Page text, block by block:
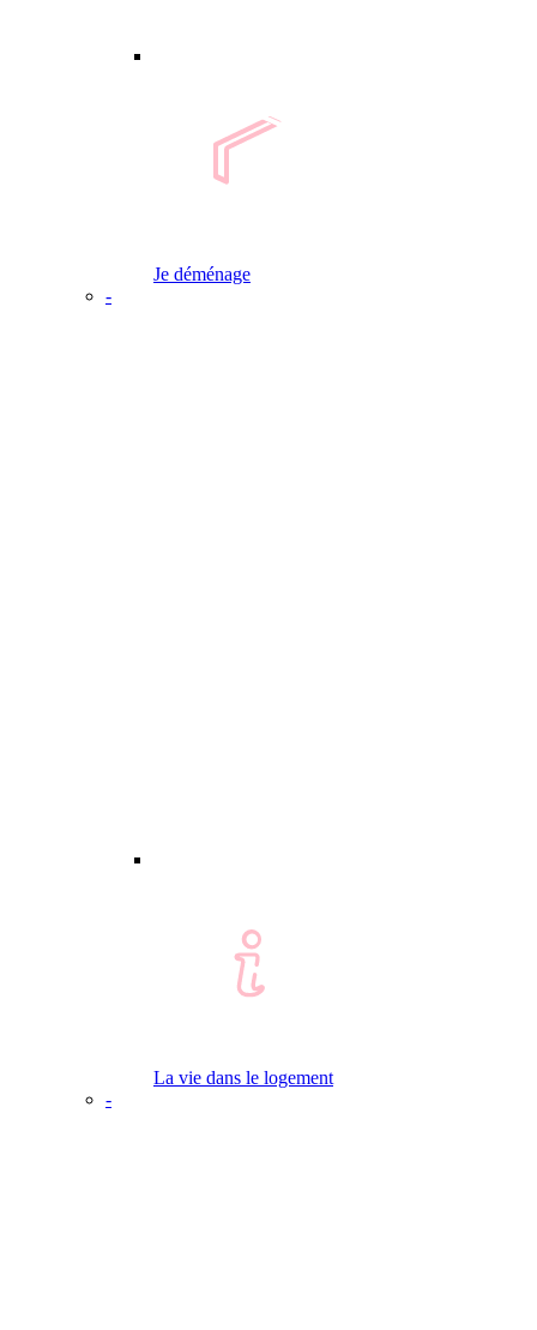
Je déménage
-
La vie dans le logement
-